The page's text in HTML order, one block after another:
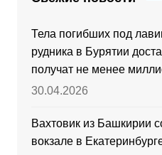
Тела погибших под
рудника в Бурятии
получат не менее
30.04.2026
Вахтовик из Башкирии
вокзале в